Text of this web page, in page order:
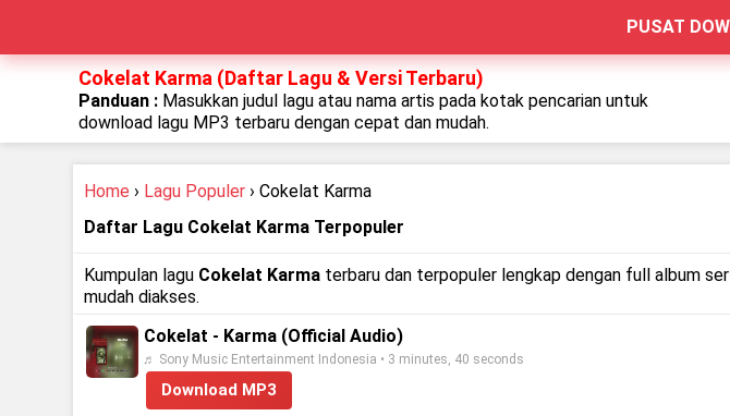
PUSAT
Cokelat Karma (Daftar Lagu & Versi Terbaru)
Panduan : Masukkan judul lagu atau nama artis pada kotak pencarian untuk
download lagu MP3 terbaru dengan cepat dan mudah.
Home › Lagu Populer › Cokelat Karma
Daftar Lagu Cokelat Karma Terpopuler
Kumpulan lagu Cokelat Karma terbaru dan terpopuler lengkap dengan full album
mudah diakses.
Cokelat - Karma (Official Audio)
♬ Sony Music Entertainment Indonesia • 3 minutes, 40 seconds
Download MP3